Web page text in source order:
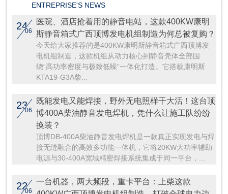
ENTREPRISE'S NEWS
2406
医院、酒店抢着用的静音电站，这款400KW康明
斯静音箱式广西顶博发电机组制造为何总被复购？
今天给大家推荐的是400KW康明斯静音箱式广西顶博发
电机组制造，这款机组从动力核心到静音壳体全部围
绕“高功率密度与极致低噪”一体化打造。它搭载康明斯
KTA19-G3A柴...
2306
既能发电又能焊接，野外无电照样干大活！这台顶
博400A柴油静音发电焊机，凭什么让施工队纷纷
换装？
顶博DB-400A柴油静音发电焊机是一款真正实现发电与焊
接无缝融合的高效多功能一体机，它将20KW大功率辅助
电源与30-400A宽域精密焊接系统集成于同一平台，...
2206
一台机器，两大频段，重卡平台：上柴这款